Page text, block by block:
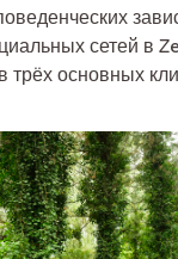
сетей в
основных